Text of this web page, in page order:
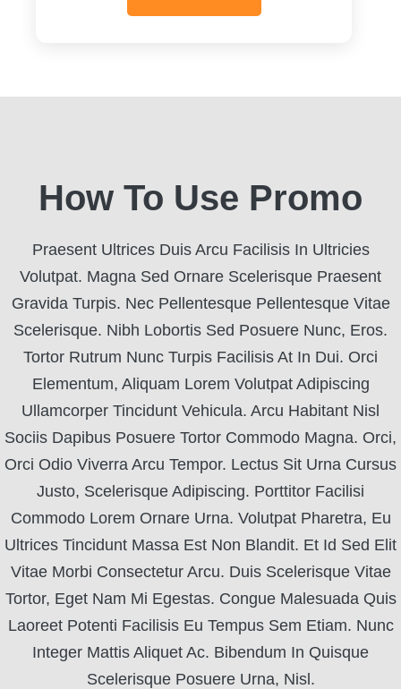
How To Use Promo
Praesent Ultrices Duis Arcu Facilisis In Ultricies
Volutpat. Magna Sed Ornare Scelerisque Praesent
Gravida Turpis. Nec Pellentesque Pellentesque Vitae
Scelerisque. Nibh Lobortis Sed Posuere Nunc, Eros.
Tortor Rutrum Nunc Turpis Facilisis At In Dui. Orci
Elementum, Aliquam Lorem Volutpat Adipiscing
Ullamcorper Tincidunt Vehicula. Arcu Habitant Nisl
Sociis Dapibus Posuere Tortor Commodo Magna. Orci,
Orci Odio Viverra Arcu Tempor. Lectus Sit Urna Cursus
Justo, Scelerisque Adipiscing. Porttitor Facilisi
Commodo Lorem Ornare Urna. Volutpat Pharetra, Eu
Ultrices Tincidunt Massa Est Non Blandit. Et Id Sed Elit
Vitae Morbi Consectetur Arcu. Duis Scelerisque Vitae
Tortor, Eget Nam Mi Egestas. Congue Malesuada Quis
Laoreet Potenti Facilisis Eu Tempus Sem Etiam. Nunc
Integer Mattis Aliquet Ac. Bibendum In Quisque
Scelerisque Posuere Urna, Nisl.